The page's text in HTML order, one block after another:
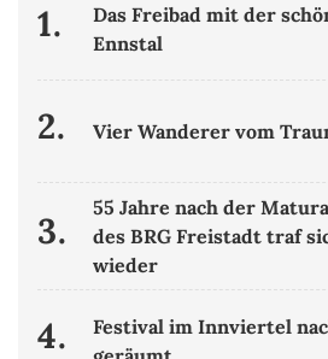
1.
Das Freibad mit der
Ennstal
2. Vier Wanderer vom
3.
55 Jahre nach der
des BRG Freistadt traf
wieder
4.
Festival im Innviertel